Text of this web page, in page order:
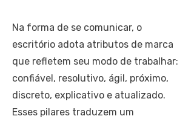
Na forma de se comunicar, o
escritório adota atributos de marca
que refletem seu modo de trabalhar:
confiável, resolutivo, ágil, próximo,
discreto, explicativo e atualizado.
Esses pilares traduzem um